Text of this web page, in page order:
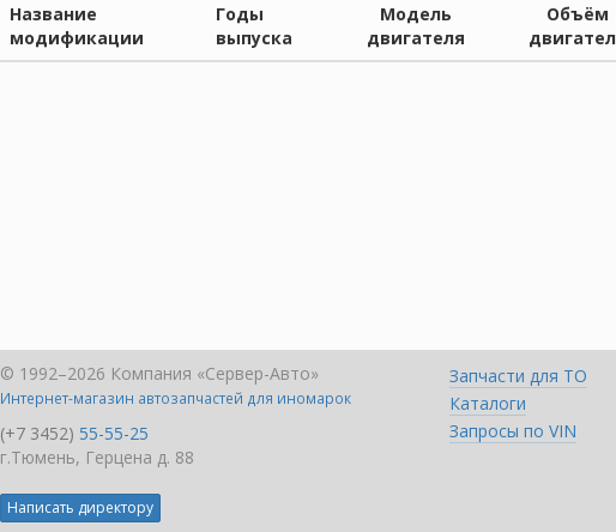
Название
модификации
Годы
выпуска
Модель
двигателя
Объём
Запчасти для ТО
Каталоги
Запросы по VIN
© 1992–2026 Компания «Сервер-Авто»
Интернет-магазин автозапчастей для иномарок
(+7 3452) 55-55-25
г.Тюмень, Герцена д. 88
Написать директору